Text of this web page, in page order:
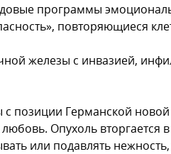
программы
повторяющиеся
железы с инвазией,
позиции Германской
Опухоль вторгается
или подавлять